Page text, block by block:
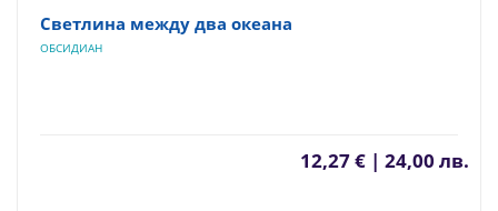
Светлина между два океана
ОБСИДИАН
12,27 € | 24,00 лв.